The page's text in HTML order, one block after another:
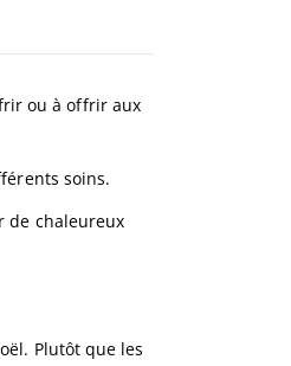
ou à offrir aux
soins.
de chaleureux
Plutôt que les